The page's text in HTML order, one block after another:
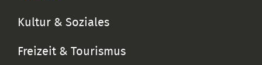
Kultur & Soziales
Freizeit & Tourismus